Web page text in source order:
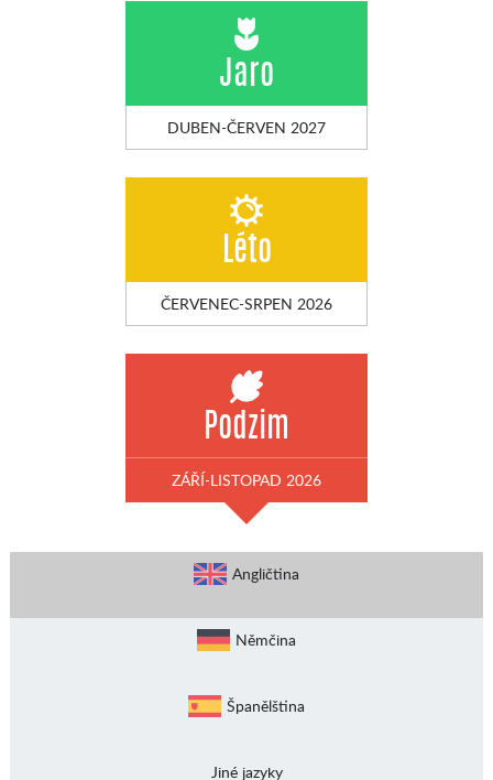
Jaro
DUBEN-ČERVEN 2027
Léto
ČERVENEC-SRPEN 2026
Podzim
ZÁŘÍ-LISTOPAD 2026
Angličtina
Němčina
Španělština
Jiné jazyky